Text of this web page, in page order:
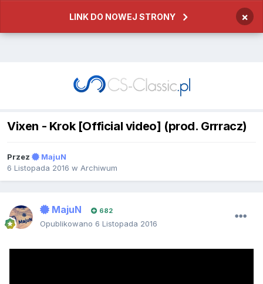
LINK DO NOWEJ STRONY ×
Vixen - Krok [Official video] (prod. Grrracz)
Przez
MajuN
6 Listopada 2016 w Archiwum
MajuN 682
Opublikowano 6 Listopada 2016